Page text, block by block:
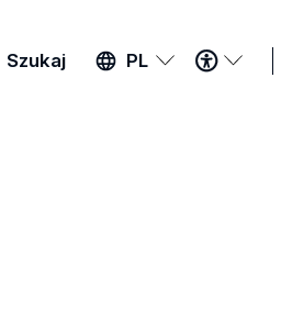
Szukaj PL
MENU